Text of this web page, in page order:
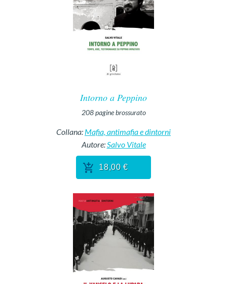
Intorno a Peppino
208pagine brossurato
Collana: Mafia, antimafia e dintorni
Autore:Salvo Vitale
18,00 €